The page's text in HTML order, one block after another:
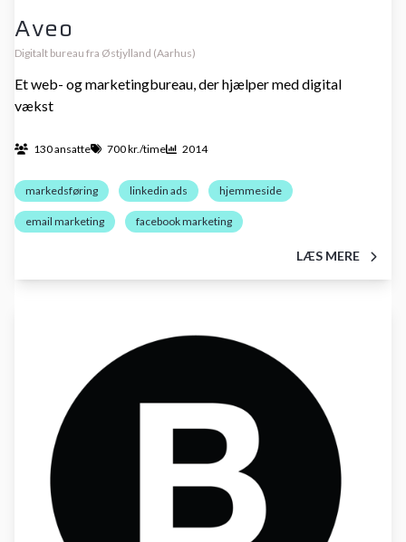
Aveo
Digitalt bureau fra Østjylland (Aarhus)
Et web- og marketingbureau, der hjælper med digital
vækst
130 ansatte 700 kr./time 2014
markedsføring linkedin ads hjemmeside
email marketing facebook marketing
LÆS MERE